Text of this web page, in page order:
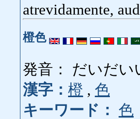
atrevidamente,
橙色
発音： だいだい
漢字： 橙 , 色
キーワード： 色